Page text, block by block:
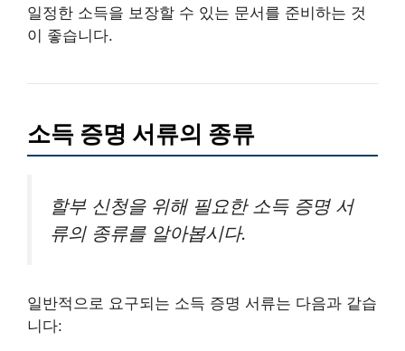
일정한 소득을 보장할 수 있는 문서를 준비하는 것
이 좋습니다.
소득 증명 서류의 종류
할부 신청을 위해 필요한 소득 증명 서
류의 종류를 알아봅시다.
일반적으로 요구되는 소득 증명 서류는 다음과 같습
니다: